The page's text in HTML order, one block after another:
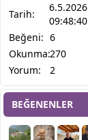
Tarih:
6.5.2026
09:48:40
Beğeni: 6
Okunma:270
Yorum:
2
BEĞENENLER